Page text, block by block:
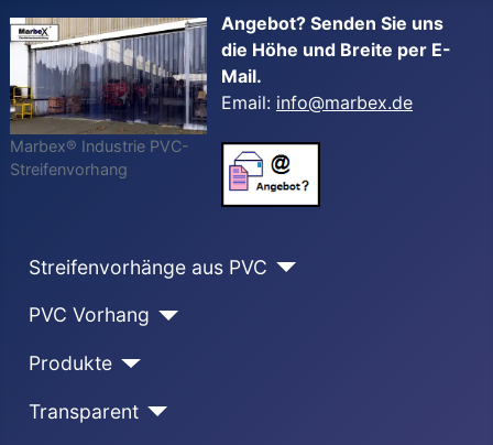
Marbex® Industrie PVC-
Streifenvorhang
Angebot? Senden Sie uns
die Höhe und Breite per E-
Mail.
Email: info@marbex.de
Streifenvorhänge aus PVC
PVC Vorhang
Produkte
Transparent